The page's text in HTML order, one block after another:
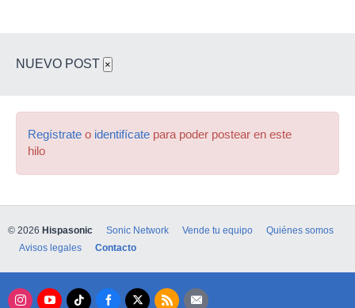
NUEVO POST ×
Regístrate o identifícate para poder postear en este
hilo
© 2026 Hispasonic Sonic Network Vende tu equipo
Quiénes somos
Avisos legales
Contacto